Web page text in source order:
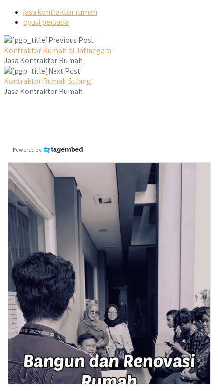
jasa kontraktor rumah
qyusi persada
Previous Post
Kontraktor Rumah di Jatinegara
Jasa Kontraktor Rumah
Next Post
Kontraktor Rumah Sulang
Jasa Kontraktor Rumah
Powered by